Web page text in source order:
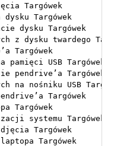
Targówek
Targówek
dysku Targówek
z dysku twardego
Targówek
USB Targówek
pendrive’a Targówek
na nośniku USB
Targówek
Targówek
systemu Targówek
Targówek
Targówek